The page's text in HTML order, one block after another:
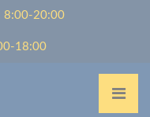
8:00-20:00
18:00